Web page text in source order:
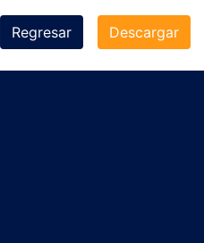
Descargar
Regresar